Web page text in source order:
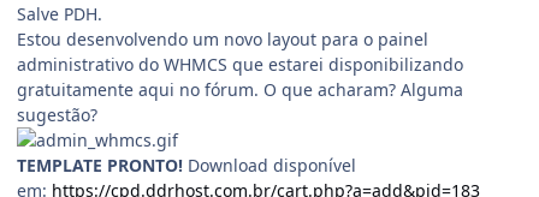
Salve PDH.
Estou desenvolvendo um novo layout para o painel
administrativo do WHMCS que estarei disponibilizando
gratuitamente aqui no fórum. O que acharam? Alguma
sugestão?
TEMPLATE PRONTO! Download disponível
em: https://cpd.ddrhost.com.br/cart.php?a=add&pid=183